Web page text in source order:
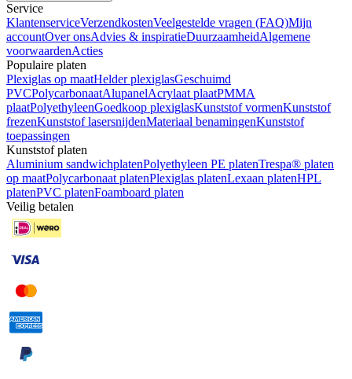
Service
KlantenserviceVerzendkostenVeelgestelde vragen (FAQ)Mijn
accountOver onsAdvies & inspiratieDuurzaamheidAlgemene
voorwaardenActies
Populaire platen
Plexiglas op maatHelder plexiglasGeschuimd
PVCPolycarbonaatAlupanelAcrylaat plaatPMMA
plaatPolyethyleenGoedkoop plexiglasKunststof vormenKunststof
frezenKunststof lasersnijdenMateriaal benamingenKunststof
toepassingen
Kunststof platen
Aluminium sandwichplatenPolyethyleen PE platenTrespa® platen
op maatPolycarbonaat platenPlexiglas platenLexaan platenHPL
platenPVC platenFoamboard platen
Veilig betalen